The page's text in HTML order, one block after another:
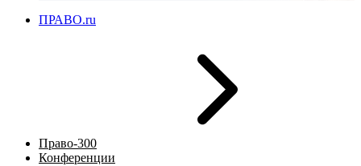
ПРАВО.ru
Право-300
Конференции